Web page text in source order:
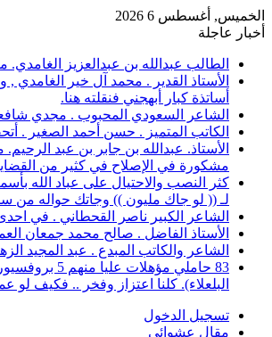
الخميس, أغسطس 6 2026
أخبار عاجلة
الطالب عبدالله بن عبدالعزيز الغامدي. من
الأستاذ القدير . محمد آل خير
أساتذة كبار أبهجني فنقلته هنا.
الشاعر السعودي المحبوب . مجدي شافعي
الكاتب المتميز . حسن أحمد الصغير .
الأستاذ. عبدالله بن جابر بن عبد
مشكورة في الإصلاح في كثير من
كثر النصب والاحتيال على عباد الله
لـ (( لو جاك مليون )) وجاتك حواله من
الشاعر الكبير ناصر القحطاني . في
الأستاذ الفاضل . صالح محمد جمعان العميره
الشاعر والكاتب المبدع . عبد المجيد
البلعلاء). كلنا اعتزاز وفخر .. فكيف لو عمل
تسجيل الدخول
مقال عشوائي